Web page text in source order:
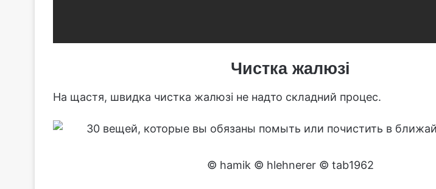
Чистка жалюзі
На щастя, швидка чистка жалюзі не надто складний процес.
© hamik © hlehnerer © tab1962